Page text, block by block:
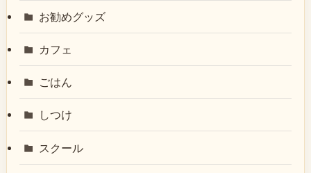
お勧めグッズ
カフェ
ごはん
しつけ
スクール